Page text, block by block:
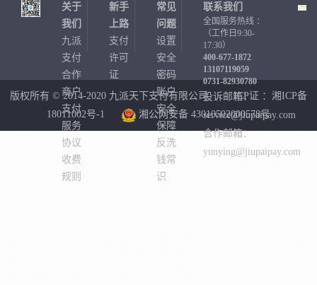
关于
我们
九派
支付
合作
商户
支付
服务
协议
收费
规则
新手
上路
支付
许可
证
常见
问题
设置
安全
密码
账户
安全
保障
反洗
钱常
识
联系我们
全国服务热线 ：
（工作日9:30-
17:30）
400-677-1872
13107119059
0731-82930780
投诉邮箱：
service@jiupaipay.com
合作邮箱：
yunying@jiupaipay.com
版权所有 © 2014-2020 九派天下支付有限公司ICP证 ：湘ICP备
18011002号-1
湘公网安备 43010502000578号